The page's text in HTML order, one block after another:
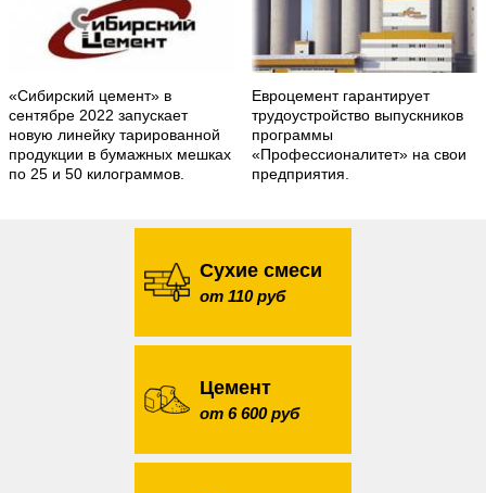
«Сибирский цемент» в
сентябре 2022 запускает
новую линейку тарированной
продукции в бумажных мешках
по 25 и 50 килограммов.
Евроцемент гарантирует
трудоустройство выпускников
программы
«Профессионалитет» на свои
предприятия.
Сухие смеси
от 110 руб
Цемент
от 6 600 руб